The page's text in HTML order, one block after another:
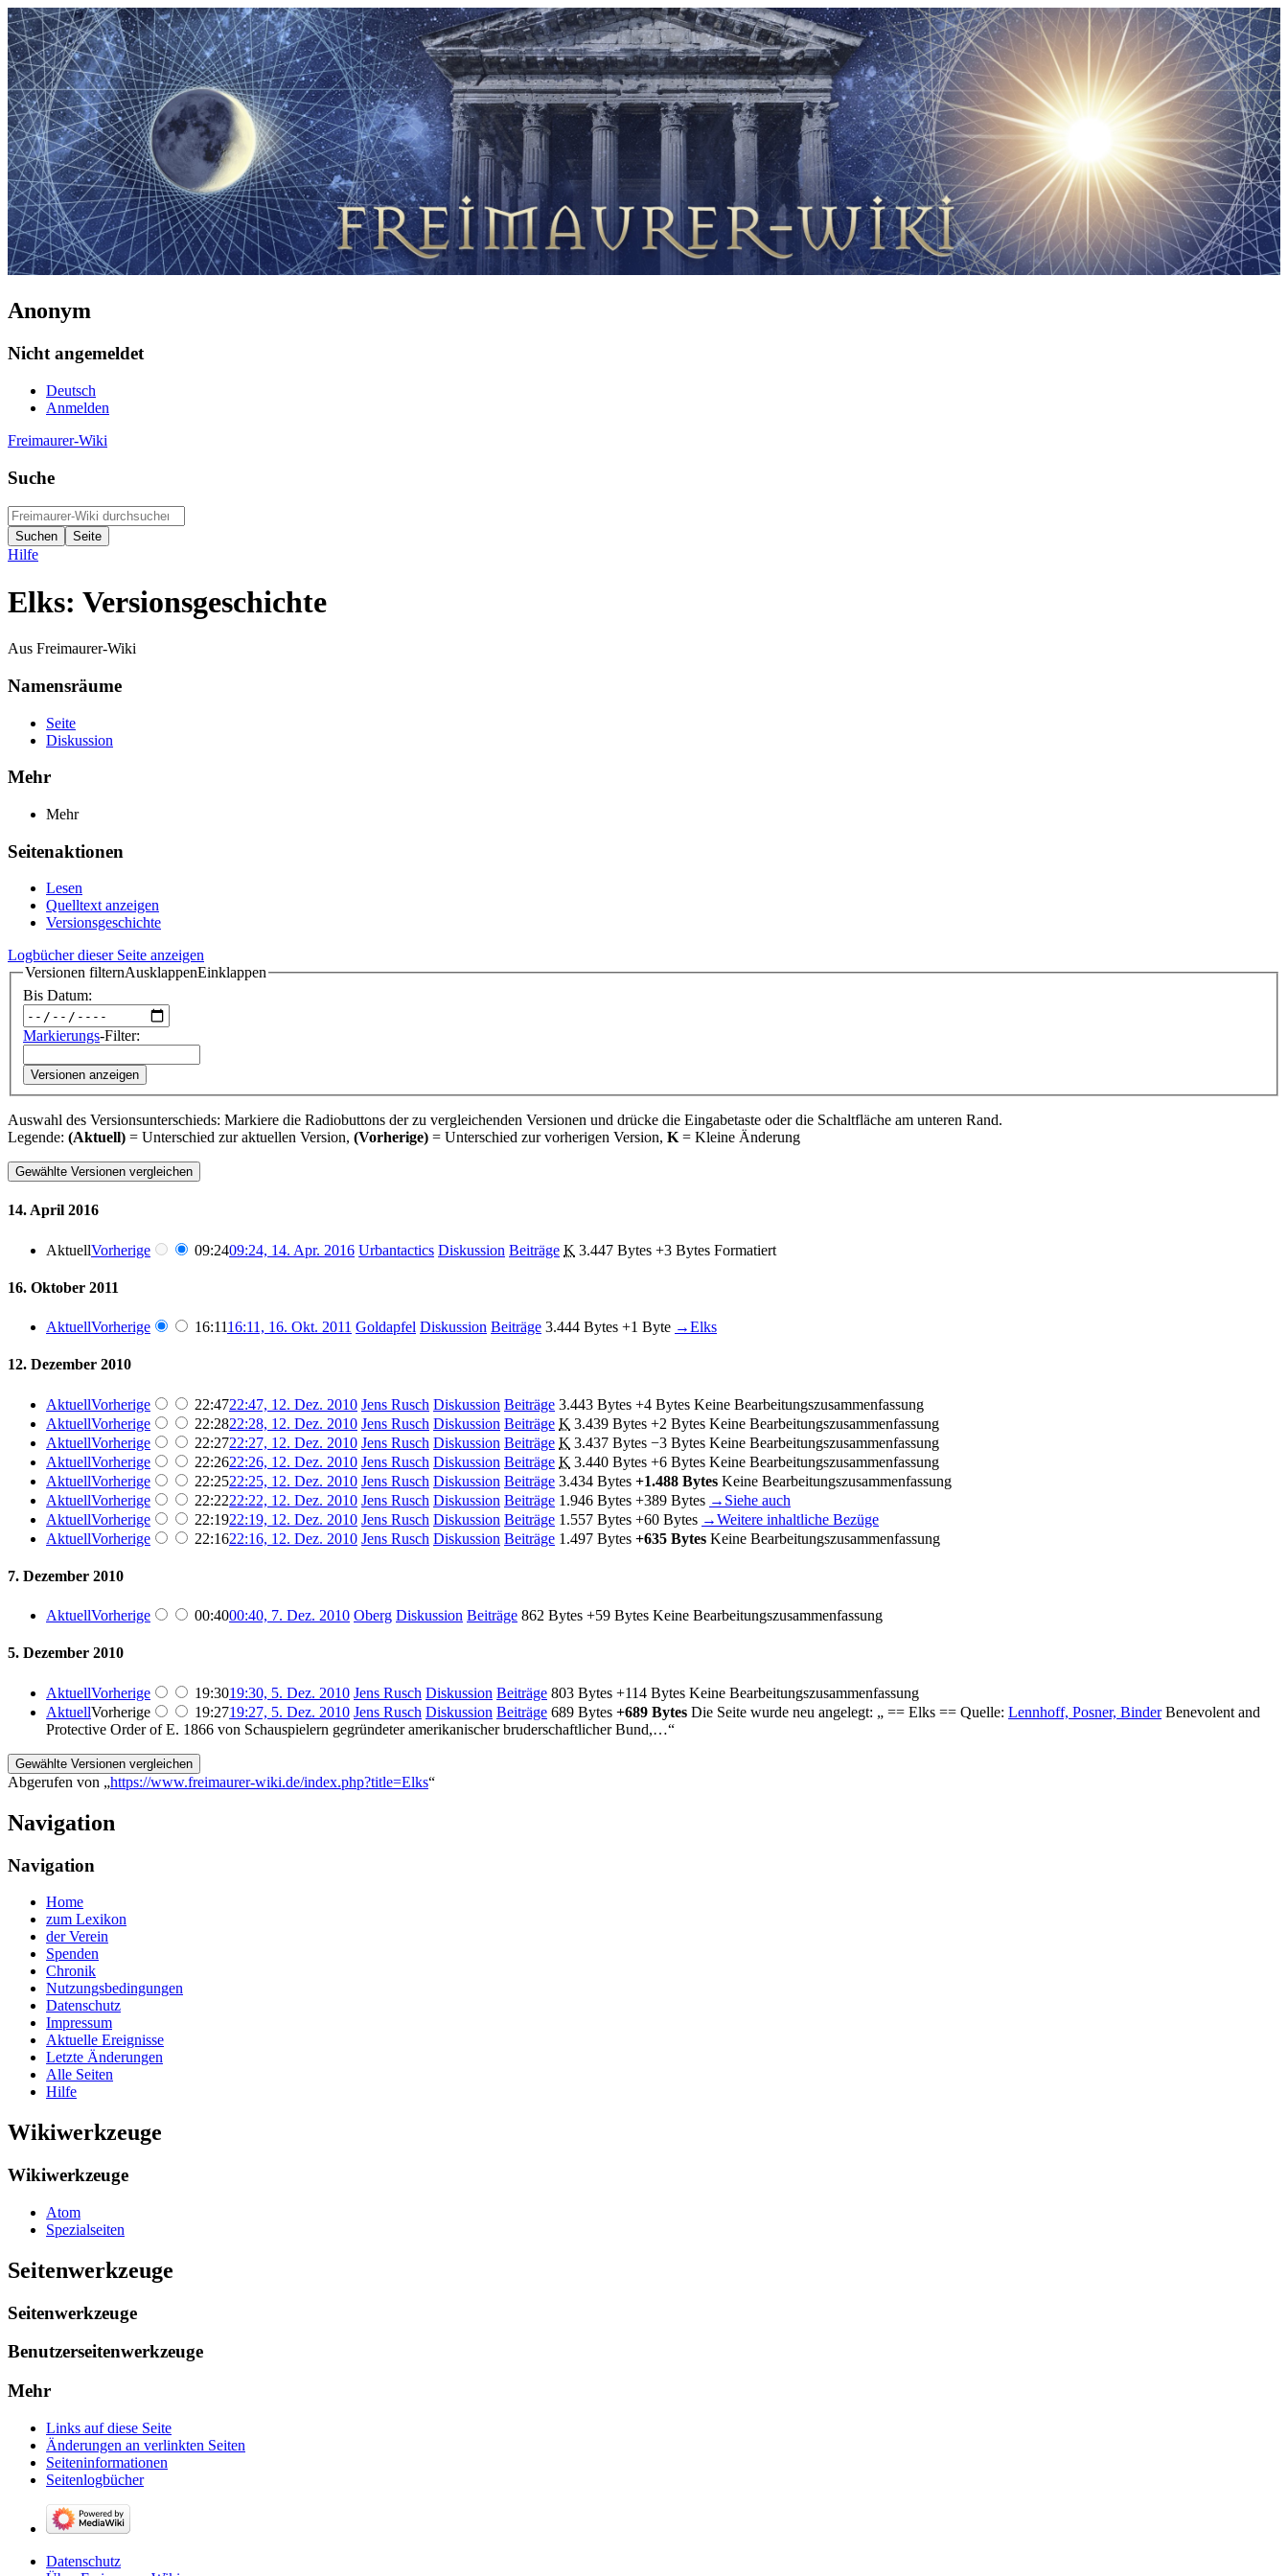
Anonym
Nicht angemeldet
Deutsch
Anmelden
Freimaurer-Wiki
Suche
Hilfe
Elks: Versionsgeschichte
Aus Freimaurer-Wiki
Namensräume
Seite
Diskussion
Mehr
Mehr
Seitenaktionen
Lesen
Quelltext anzeigen
Versionsgeschichte
Logbücher dieser Seite anzeigen
Versionen filternAusklappenEinklappen
Bis Datum:
Markierungs-Filter:
Versionen anzeigen
Auswahl des Versionsunterschieds: Markiere die Radiobuttons der zu vergleichenden Versionen und drücke die Eingabetaste oder die Schaltfläche am unteren Rand.
Legende: (Aktuell) = Unterschied zur aktuellen Version, (Vorherige) = Unterschied zur vorherigen Version, K = Kleine Änderung
14. April 2016
AktuellVorherige 09:2409:24, 14. Apr. 2016 Urbantactics Diskussion Beiträge K 3.447 Bytes +3 Bytes Formatiert
16. Oktober 2011
AktuellVorherige 16:1116:11, 16. Okt. 2011 Goldapfel Diskussion Beiträge 3.444 Bytes +1 Byte →‎Elks
12. Dezember 2010
AktuellVorherige 22:4722:47, 12. Dez. 2010 Jens Rusch Diskussion Beiträge 3.443 Bytes +4 Bytes Keine Bearbeitungszusammenfassung
AktuellVorherige 22:2822:28, 12. Dez. 2010 Jens Rusch Diskussion Beiträge K 3.439 Bytes +2 Bytes Keine Bearbeitungszusammenfassung
AktuellVorherige 22:2722:27, 12. Dez. 2010 Jens Rusch Diskussion Beiträge K 3.437 Bytes −3 Bytes Keine Bearbeitungszusammenfassung
AktuellVorherige 22:2622:26, 12. Dez. 2010 Jens Rusch Diskussion Beiträge K 3.440 Bytes +6 Bytes Keine Bearbeitungszusammenfassung
AktuellVorherige 22:2522:25, 12. Dez. 2010 Jens Rusch Diskussion Beiträge 3.434 Bytes +1.488 Bytes Keine Bearbeitungszusammenfassung
AktuellVorherige 22:2222:22, 12. Dez. 2010 Jens Rusch Diskussion Beiträge 1.946 Bytes +389 Bytes →‎Siehe auch
AktuellVorherige 22:1922:19, 12. Dez. 2010 Jens Rusch Diskussion Beiträge 1.557 Bytes +60 Bytes →‎Weitere inhaltliche Bezüge
AktuellVorherige 22:1622:16, 12. Dez. 2010 Jens Rusch Diskussion Beiträge 1.497 Bytes +635 Bytes Keine Bearbeitungszusammenfassung
7. Dezember 2010
AktuellVorherige 00:4000:40, 7. Dez. 2010 Oberg Diskussion Beiträge 862 Bytes +59 Bytes Keine Bearbeitungszusammenfassung
5. Dezember 2010
AktuellVorherige 19:3019:30, 5. Dez. 2010 Jens Rusch Diskussion Beiträge 803 Bytes +114 Bytes Keine Bearbeitungszusammenfassung
AktuellVorherige 19:2719:27, 5. Dez. 2010 Jens Rusch Diskussion Beiträge 689 Bytes +689 Bytes Die Seite wurde neu angelegt: „ == Elks == Quelle: Lennhoff, Posner, BinderBenevolent and
Protective Order of E. 1866 von Schauspielern gegründeter amerikanischer bruderschaftlicher Bund,…“
Abgerufen von „https://www.freimaurer-wiki.de/index.php?title=Elks“
Navigation
Navigation
Home
zum Lexikon
der Verein
Spenden
Chronik
Nutzungsbedingungen
Datenschutz
Impressum
Aktuelle Ereignisse
Letzte Änderungen
Alle Seiten
Hilfe
Wikiwerkzeuge
Wikiwerkzeuge
Atom
Spezialseiten
Seitenwerkzeuge
Seitenwerkzeuge
Benutzerseitenwerkzeuge
Mehr
Links auf diese Seite
Änderungen an verlinkten Seiten
Seiten­­informationen
Seitenlogbücher
Datenschutz